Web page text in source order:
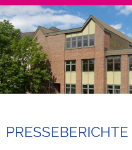
PRESSEBERICHTE